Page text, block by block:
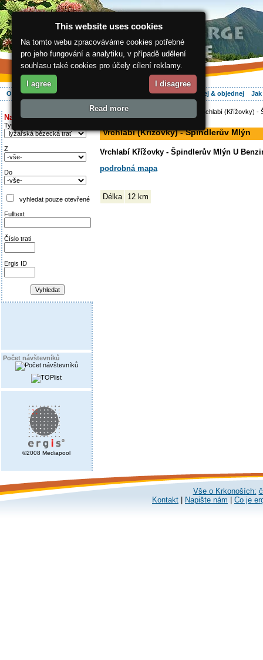
O regionu Aktivně Ubytování Hledej & objednej
Najděte si:
Typ trati
Z
Do
vyhledat pouze otevřené
Fulltext
Číslo trati
Ergis ID
Počet návštevníků
©2008 Mediapool
ergis.cz> > Vrchlabí (Křížovky) -
Vrchlabí (Křížovky) - Špindlerův Mlýn
Vrchlabí Křížovky - Špindlerův Mlýn U
podrobná mapa
Délka 12 km
Vše o Krkonoších:
Kontakt
Napište nám Co je
This website uses cookies
Na tomto webu zpracováváme cookies potřebné
pro jeho fungování a analytiku, v případě udělení
souhlasu také cookies pro účely cílení reklamy.
I agree I disagree
Read more